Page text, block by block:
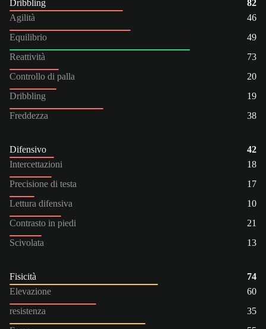
Dribbling
82
Agilità
46
Equilibrio
49
Reattività
73
Controllo di palla
20
Dribbling
19
Freddezza
38
Difensivo
42
Intercettazioni
18
Precisione di testa
17
Lettura difensiva
10
Contrasto in piedi
21
Scivolata
13
Fisicità
74
Elevazione
60
resistenza
35